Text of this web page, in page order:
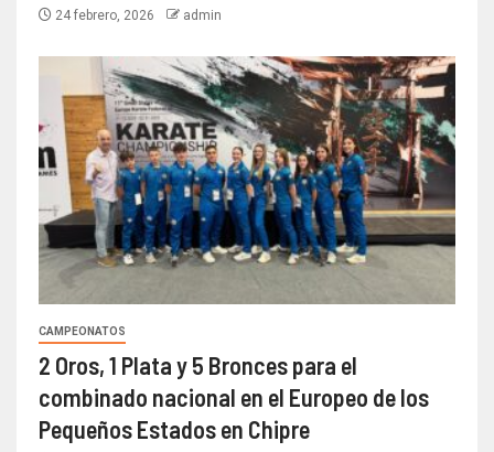
24 febrero, 2026 admin
CAMPEONATOS
2 Oros, 1 Plata y 5 Bronces para el
combinado nacional en el Europeo de los
Pequeños Estados en Chipre